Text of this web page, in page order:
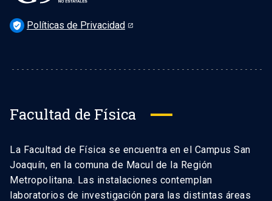
verified_user Políticas de Privacidad
Facultad de Física
La Facultad de Física se encuentra en el Campus San
Joaquín, en la comuna de Macul de la Región
Metropolitana. Las instalaciones contemplan
laboratorios de investigación para las distintas áreas